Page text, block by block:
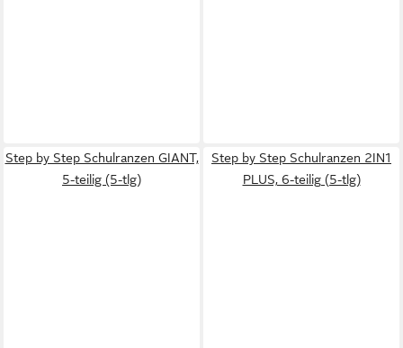
Step by Step Schulranzen GIANT,
5-teilig (5-tlg)
Step by Step Schulranzen 2IN1
PLUS, 6-teilig (5-tlg)